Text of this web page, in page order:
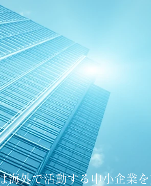
海外で活動する中小企業